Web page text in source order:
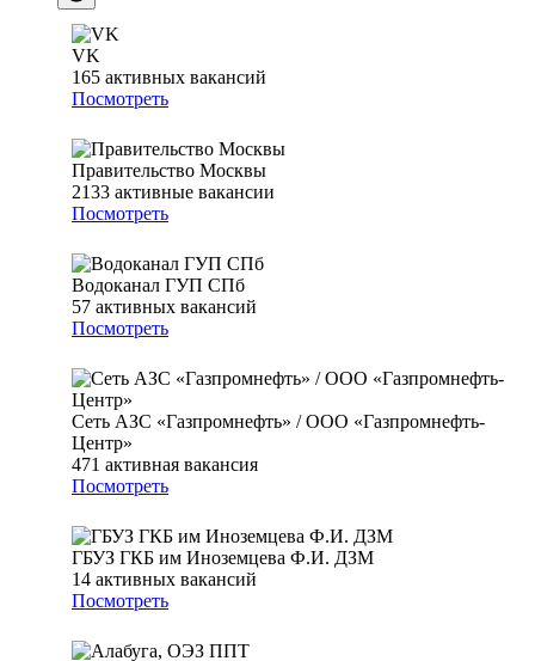
VK
165 активных вакансий
Посмотреть
Правительство Москвы
2133 активные вакансии
Посмотреть
Водоканал ГУП СПб
57 активных вакансий
Посмотреть
Сеть АЗС «Газпромнефть» / ООО «Газпромнефть-
Центр»
471 активная вакансия
Посмотреть
ГБУЗ ГКБ им Иноземцева Ф.И. ДЗМ
14 активных вакансий
Посмотреть